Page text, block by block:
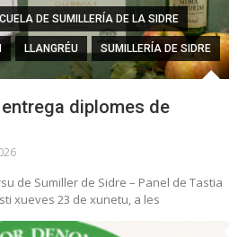
DE SUMILLERÍA DE LA SIDRE
LLANGRÉU SUMILLERÍA DE SIDRE
diplomes de
de Sumiller de Sidre – Panel de Tastia
xueves 23 de xunetu, a les